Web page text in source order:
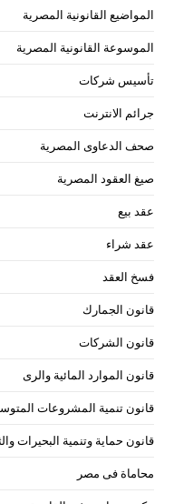
المواضيع القانونية المصرية
الموسوعة القانونية المصرية
تأسيس شركات
جرائم الانترنت
صحف الدعاوى المصرية
صيغ العقود المصرية
عقد بيع
عقد شراء
فسخ العقد
قانون الجمارك
قانون الشركات
قانون الموارد المائية والرى
قانون تنمية المشروعات
قانون حماية وتنمية البحيرات
محاماة فى مصر